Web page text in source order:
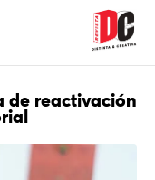
de reactivación